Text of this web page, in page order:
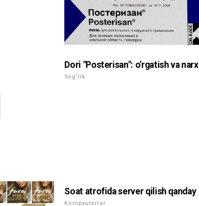
Dori "Posterisan": o'rgatish va narx
Sog'lik
Soat atrofida server qilish qanday
Kompyuterlar